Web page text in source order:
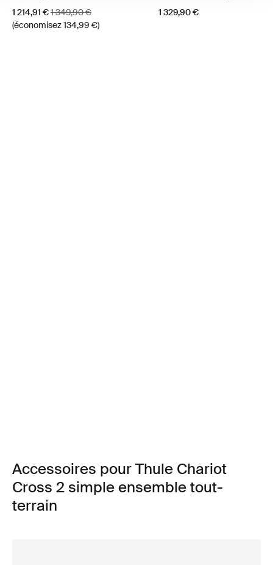
Prix de vente
1 214,91 €Prix d’origine
1 349,90 €
(économisez 134,99 €)
1 329,90 €
Accessoires pour Thule Chariot
Cross 2 simple ensemble tout-
terrain